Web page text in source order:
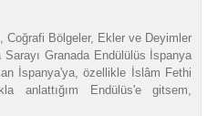
Bölgeler, Ekler ve Deyimler
Granada Endülülüs İspanya
İspanya'ya, özellikle İslâm Fethi
anlattığım Endülüs'e gitsem,